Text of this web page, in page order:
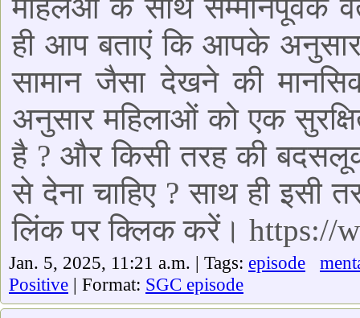
महिलओं के साथ सम्मानपूर्वक
ही आप बताएं कि आपके
सामान जैसा देखने की
अनुसार महिलाओं को एक
है ? और किसी तरह की
से देना चाहिए ? साथ ही इसी
लिंक पर क्लिक करें। https://
Jan. 5, 2025, 11:21 a.m. | Tags: episode
Positive | Format: SGC episode